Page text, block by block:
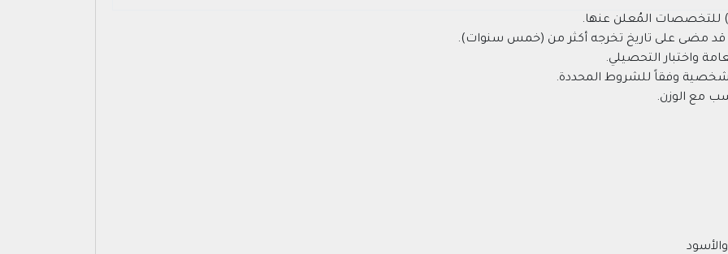
للتخصصات المُعلن عنها.
قد مضى على تاريخ تخرجه أكثر من (خمس سنوات).
واختبار التحصيلي.
الشخصية وفقاً للشروط المحددة.